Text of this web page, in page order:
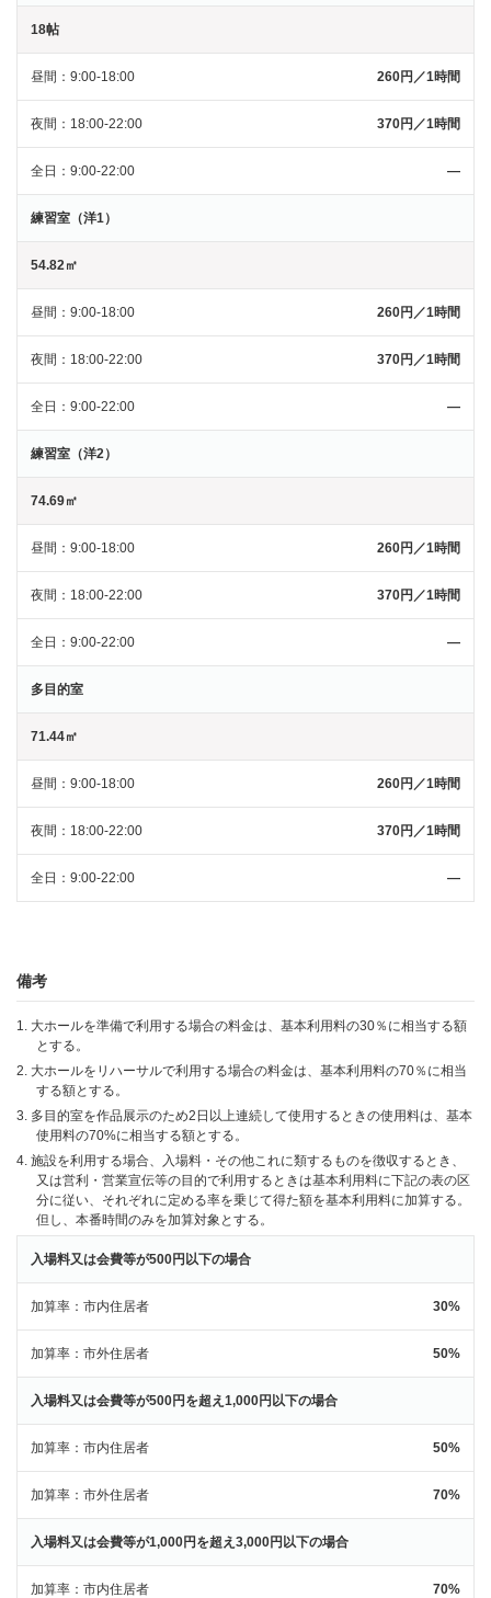
18帖
昼間 9:00-18:00 260円／1時間
夜間 18:00-22:00 370円／1時間
全日 9:00-22:00 ―
練習室（洋1）
54.82㎡
昼間 9:00-18:00 260円／1時間
夜間 18:00-22:00 370円／1時間
全日 9:00-22:00 ―
練習室（洋2）
74.69㎡
昼間 9:00-18:00 260円／1時間
夜間 18:00-22:00 370円／1時間
全日 9:00-22:00 ―
多目的室
71.44㎡
昼間 9:00-18:00 260円／1時間
夜間 18:00-22:00 370円／1時間
全日 9:00-22:00 ―
備考
1. 大ホールを準備で利用する場合の料金は、基本利用料の30％に相当する額
とする。
2. 大ホールをリハーサルで利用する場合の料金は、基本利用料の70％に相当
する額とする。
3. 多目的室を作品展示のため2日以上連続して使用するときの使用料は、基本
使用料の70%に相当する額とする。
4. 施設を利用する場合、入場料・その他これに類するものを徴収するとき、
又は営利・営業宣伝等の目的で利用するときは基本利用料に下記の表の区
分に従い、それぞれに定める率を乗じて得た額を基本利用料に加算する。
但し、本番時間のみを加算対象とする。
入場料又は会費等が500円以下の場合
加算率 市内住居者 30%
加算率 市外住居者 50%
入場料又は会費等が500円を超え1,000円以下の場合
加算率 市内住居者 50%
加算率 市外住居者 70%
入場料又は会費等が1,000円を超え3,000円以下の場合
加算率 市内住居者 70%